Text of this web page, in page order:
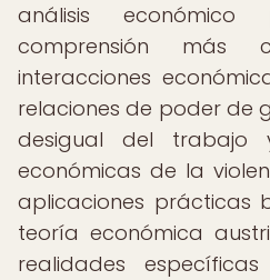
análisis
comprensión más
interacciones
relaciones de poder de
desigual del trabajo
económicas de la
aplicaciones prácticas
teoría económica
realidades